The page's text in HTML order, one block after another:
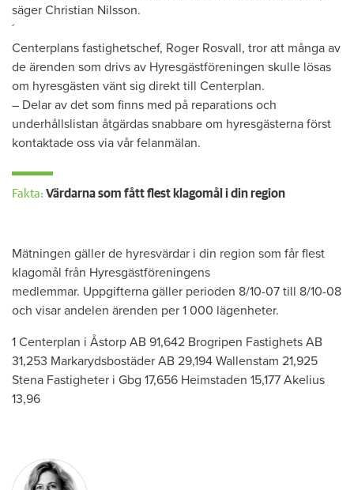
säger Christian Nilsson.
´
Centerplans fastighetschef, Roger Rosvall, tror att många av
de ärenden som drivs av Hyresgästföreningen skulle lösas
om hyresgästen vänt sig direkt till Centerplan.
– Delar av det som finns med på reparations och
underhållslistan åtgärdas snabbare om hyresgästerna först
kontaktade oss via vår felanmälan.
Fakta: Värdarna som fått flest klagomål i din region
Mätningen gäller de hyresvärdar i din region som får flest
klagomål från Hyresgästföreningens
medlemmar. Uppgifterna gäller perioden 8/10-07 till 8/10-08
och visar andelen ärenden per 1 000 lägenheter.
1 Centerplan i Åstorp AB 91,642 Brogripen Fastighets AB
31,253 Markarydsbostäder AB 29,194 Wallenstam 21,925
Stena Fastigheter i Gbg 17,656 Heimstaden 15,177 Akelius
13,96